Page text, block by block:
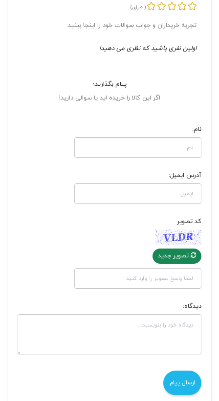
(
0 رای)
تجربه خریداران و جواب سوالات خود را اینجا ببنید.
اولین نفری باشید که نظری می دهید!
پیام بگذارید؛
اگر این کالا را خریده اید یا سوالی دارید!
نام:
آدرس ایمیل:
کد تصویر
تصویر جدید
دیدگاه: